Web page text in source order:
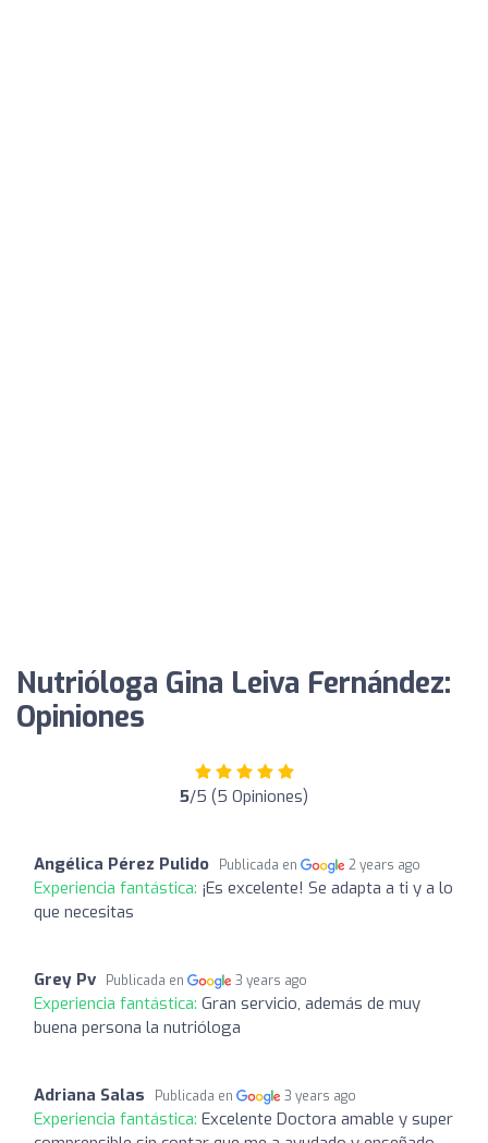
Nutrióloga Gina Leiva Fernández:
Opiniones
5/5 (5 Opiniones)
Angélica Pérez Pulido Publicada en 2 years ago
Experiencia fantástica: ¡Es excelente! Se adapta a ti y a lo
que necesitas
Grey Pv Publicada en 3 years ago
Experiencia fantástica: Gran servicio, además de muy
buena persona la nutrióloga
Adriana Salas Publicada en 3 years ago
Experiencia fantástica: Excelente Doctora amable y super